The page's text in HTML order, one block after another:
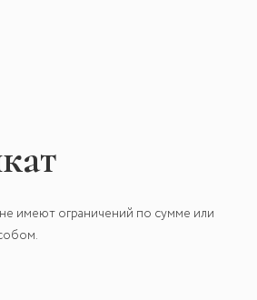
имеют ограничений по сумме или